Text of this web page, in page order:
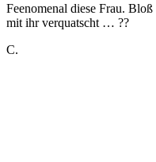
Feenomenal diese Frau.
mit ihr verquatscht … ??
C.